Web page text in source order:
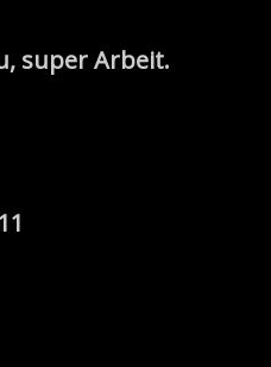
super Arbeit.